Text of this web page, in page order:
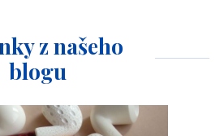
z našeho
blogu